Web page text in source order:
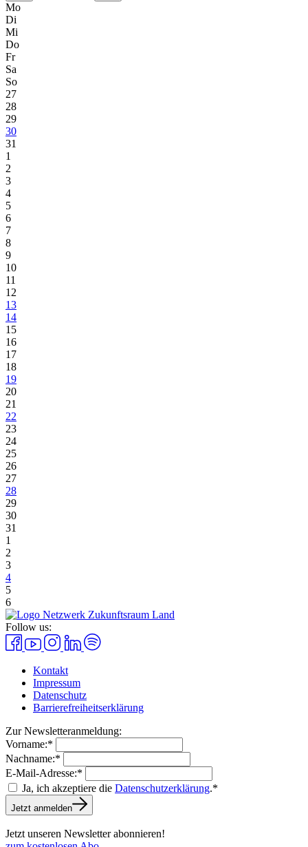
Mo
Di
Mi
Do
Fr
Sa
So
27
28
29
30
31
1
2
3
4
5
6
7
8
9
10
11
12
13
14
15
16
17
18
19
20
21
22
23
24
25
26
27
28
29
30
31
1
2
3
4
5
6
Follow us:
Kontakt
Impressum
Datenschutz
Barrierefreiheitserklärung
Zur Newsletteranmeldung:
Vorname:*
Nachname:*
E-Mail-Adresse:*
Ja, ich akzeptiere die Datenschutzerklärung.*
Jetzt anmelden
Jetzt unseren Newsletter abonnieren!